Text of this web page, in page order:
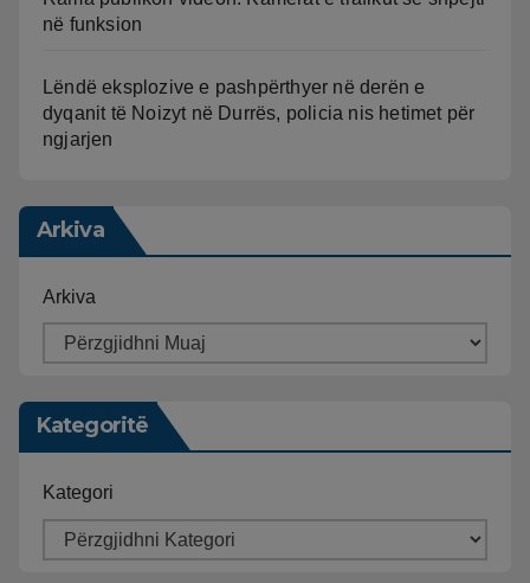
në funksion
Lëndë eksplozive e pashpërthyer në derën e
dyqanit të Noizyt në Durrës, policia nis hetimet për
ngjarjen
Arkiva
Arkiva
Kategoritë
Kategori